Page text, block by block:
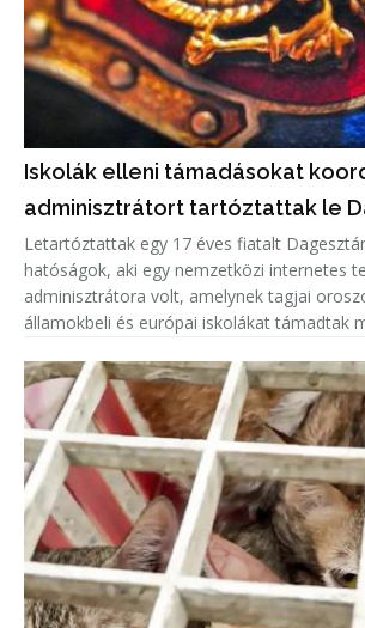
Iskolák elleni támadásokat
adminisztrátort tartóztattak le
Letartóztattak egy 17 éves fiatalt
hatóságok, aki egy nemzetközi internetes
adminisztrátora volt, amelynek tagjai
államokbeli és európai iskolákat támadtak